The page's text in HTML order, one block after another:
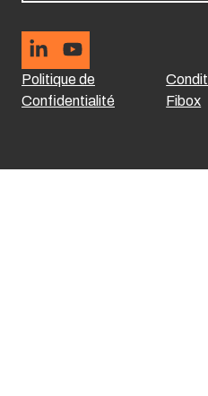
Politique de
Confidentialité
Fibox